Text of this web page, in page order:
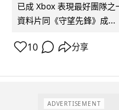
已成 Xbox 表現最好團隊之
資料片同《守望先鋒》成...
10 分享
ADVERTISEMENT